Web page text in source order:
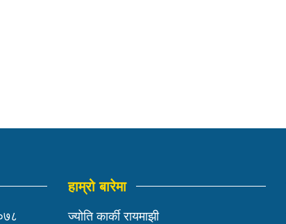
हाम्रो बारेमा
ज्योति कार्की रायमाझी